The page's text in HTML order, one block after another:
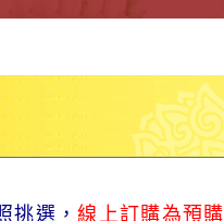
挑選，線上訂購為預購